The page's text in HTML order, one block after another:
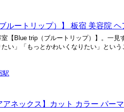
ルートリップ）】 板宿 美容院
【Blue trip（ブルートリップ）】。一
い」「もっとかわいくなりたい」とい
駅
ネックス】カット カラー パーマ